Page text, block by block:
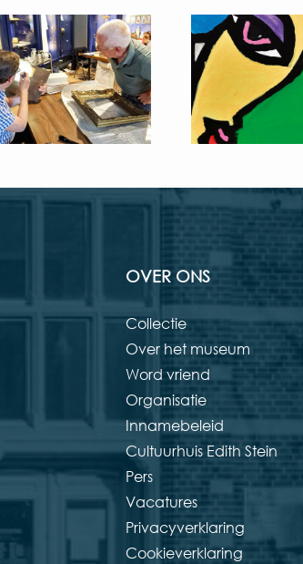
OVER ONS
Collectie
Over het museum
Word vriend
Organisatie
Innamebeleid
Cultuurhuis Edith Stein
Pers
Vacatures
Privacyverklaring
Cookieverklaring